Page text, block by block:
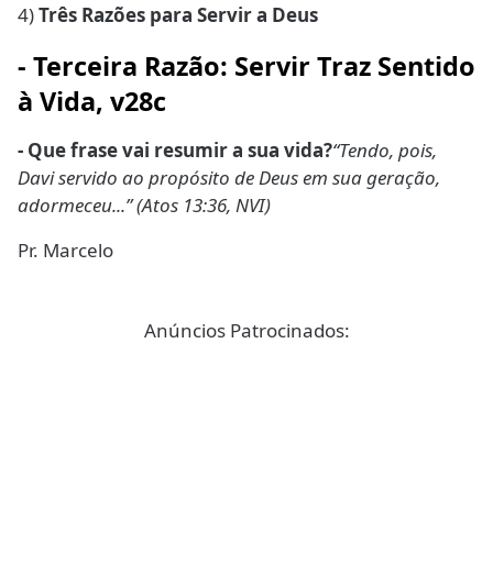
4)Três Razões para Servir a Deus
- Terceira Razão: Servir Traz Sentido
à Vida, v28c
- Que frase vai resumir a sua vida?“Tendo, pois,
Davi servido ao propósito de Deus em sua geração,
adormeceu...” (Atos 13:36, NVI)
Pr. Marcelo
Anúncios Patrocinados: